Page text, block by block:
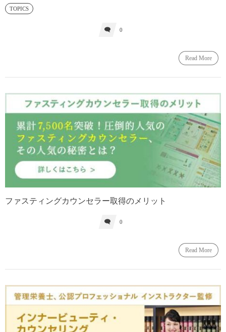
TOPICS
0
Read More
ファスティングカウンセラー取得のメリット
0
Read More